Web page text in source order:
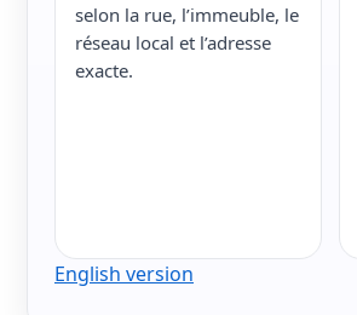
selon la rue, l’immeuble, le
réseau local et l’adresse
exacte.
English version